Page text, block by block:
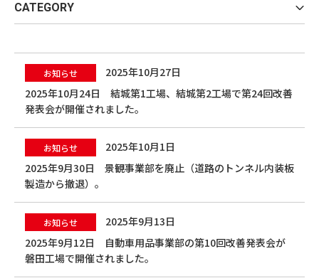
CATEGORY
お知らせ
2025年10月27日
2025年10月24日 結城第1工場、結城第2工場で第24回改善
発表会が開催されました。
お知らせ
2025年10月1日
2025年9月30日 景観事業部を廃止（道路のトンネル内装板
製造から撤退）。
お知らせ
2025年9月13日
2025年9月12日 自動車用品事業部の第10回改善発表会が
磐田工場で開催されました。